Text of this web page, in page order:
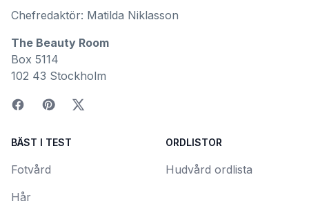
Chefredaktör: Matilda Niklasson
The Beauty Room
Box 5114
102 43 Stockholm
BÄST I TEST
Fotvård
Hår
ORDLISTOR
Hudvård ordlista